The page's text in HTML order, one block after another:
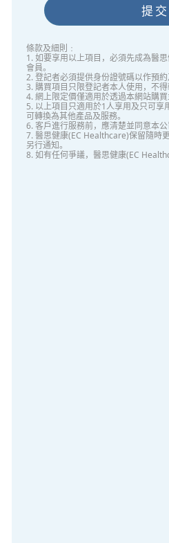
提交
條款及細則﹕
1. 如要享用以上項目，必須先成為醫
會員。
2. 登記者必須提供身份證號碼以作預約
3. 購買項目只限登記者本人使用，不得
4. 網上限定價僅適用於透過本網站購買
5. 以上項目只適用於1人享用及只可
可轉換為其他產品及服務。
6. 客戶進行服務前，應清楚並同意本公
7. 醫思健康(EC Healthcare)保留隨時
另行通知。
8. 如有任何爭議，醫思健康(EC